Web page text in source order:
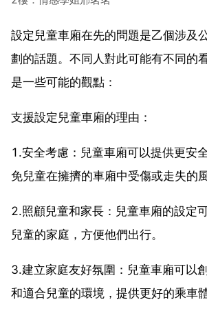
設定兒童車廂在先的問題是乙個涉及
劃的話題。不同人對此可能有不同的
是一些可能的觀點：
支援設定兒童車廂的理由：
1.安全考慮：兒童車廂可以提供更安
免兒童在擁擠的車廂中受傷或走失的風
2.照顧兒童和家長：兒童車廂的設定
兒童的家庭，方便他們出行。
3.建立家庭友好氛圍：兒童車廂可以
和適合兒童的環境，提供更好的乘車體